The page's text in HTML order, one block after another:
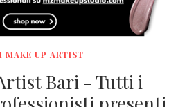
MAKE UP ARTIST
Bari - Tutti i